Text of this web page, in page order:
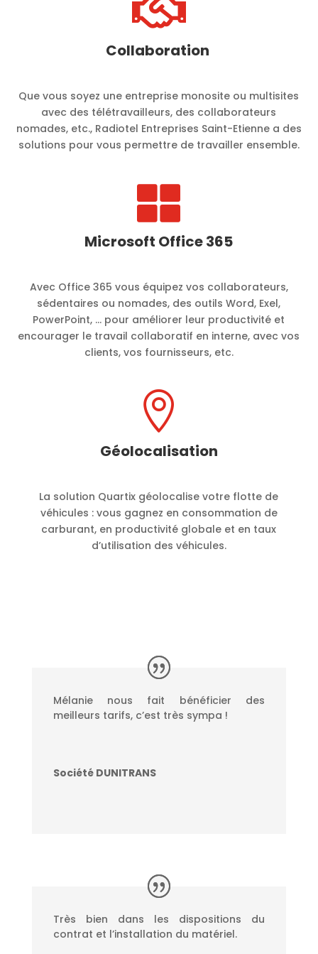

Collaboration
Que vous soyez une entreprise monosite ou multisites
avec des télétravailleurs, des collaborateurs
nomades, etc., Radiotel Entreprises Saint-Etienne a des
solutions pour vous permettre de travailler ensemble.

Microsoft Office 365
Avec Office 365 vous équipez vos collaborateurs,
sédentaires ou nomades, des outils Word, Exel,
PowerPoint, … pour améliorer leur productivité et
encourager le travail collaboratif en interne, avec vos
clients, vos fournisseurs, etc.

Géolocalisation
La solution Quartix géolocalise votre flotte de
véhicules : vous gagnez en consommation de
carburant, en productivité globale et en taux
d’utilisation des véhicules.
Mélanie nous fait bénéficier des
meilleurs tarifs, c’est très sympa !
Société DUNITRANS
Très bien dans les dispositions du
contrat et l’installation du matériel.